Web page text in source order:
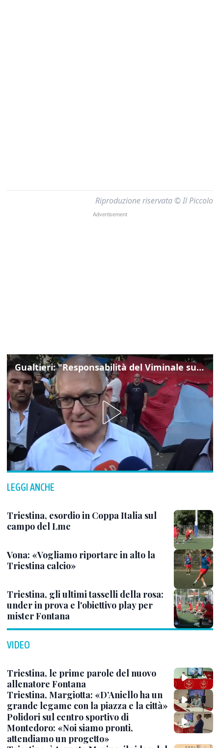
Riproduzione riservata © Il Piccolo
Gualtieri: "Responsabilità del Viminale su Spin Time? La posizione dei partiti è nota"
LEGGI ANCHE
Triestina, esordio in Coppa Italia sul
campo del Lme
Vona: «Vogliamo riportare in alto la
Triestina calcio»
Triestina, gli ultimi tasselli della rosa:
under in prova e l'obiettivo play per
mister Fontana
VIDEO
Triestina, le prime parole del nuovo
allenatore Fontana
Triestina, Margiotta: «D’Aniello ha un
grande legame con la piazza e la città»
Polidori sul centro sportivo di
Montedoro: «Noi siamo pronti,
attendiamo un progetto»